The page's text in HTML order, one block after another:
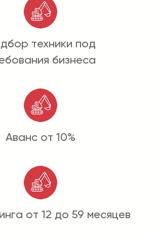
техники под
бизнеса
Аванс от 10%
от 12 до 59 месяцев